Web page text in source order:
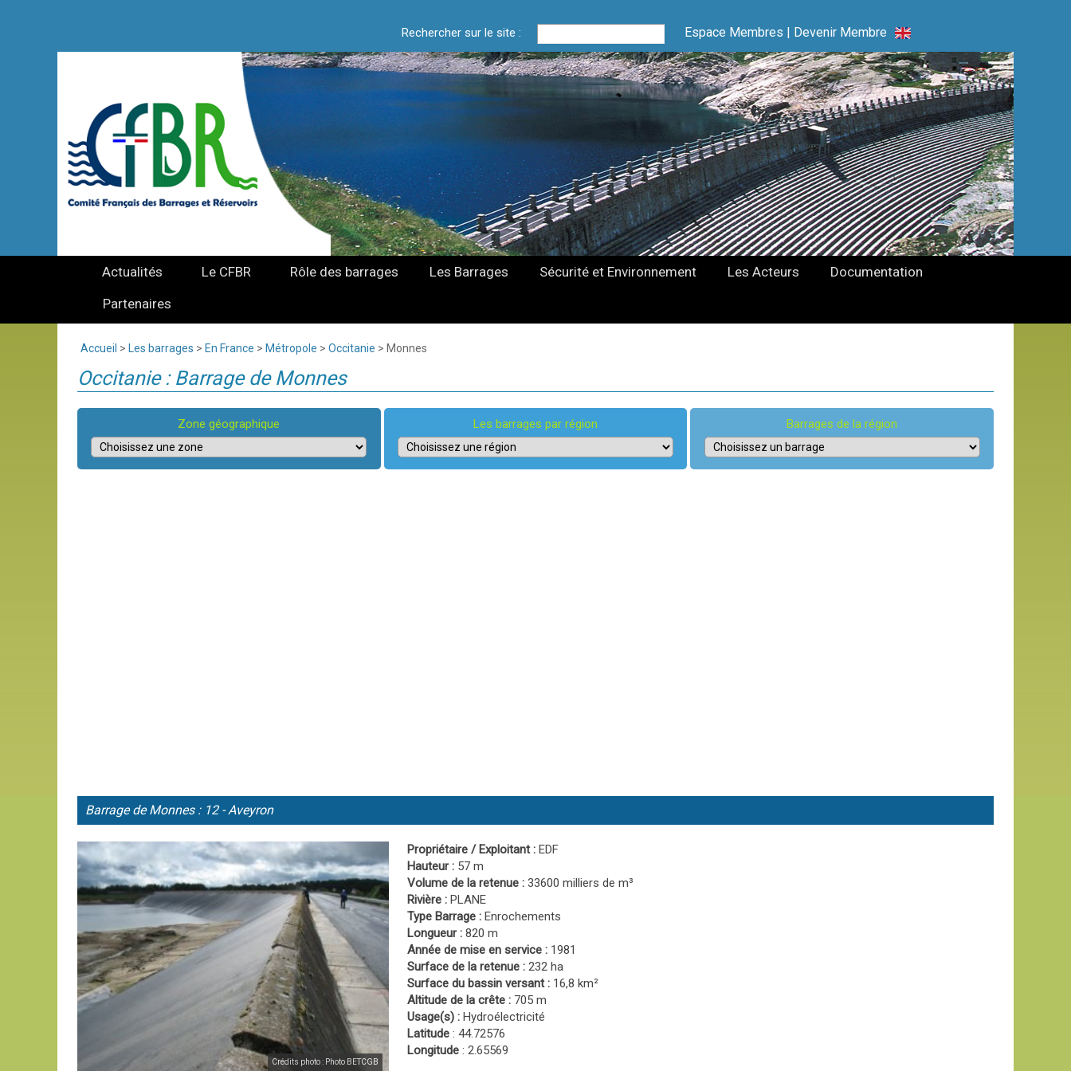
Rechercher sur le site : Espace Membres | Devenir Membre
Actualités Le CFBR Rôle des barrages Les Barrages Sécurité et Environnement Les Acteurs
Documentation
Partenaires
Accueil > Les barrages > En France > Métropole > Occitanie > Monnes
Occitanie : Barrage de Monnes
Zone géographique Les barrages par région Barrages de la région
Barrage deMonnes : 12 - Aveyron
Crédits photo : Photo BETCGB
Propriétaire / Exploitant : EDF
Hauteur : 57 m
Volume de la retenue : 33600 milliers de m³
Rivière : PLANE
Type Barrage : Enrochements
Longueur : 820 m
Année de mise en service : 1981
Surface de la retenue : 232 ha
Surface du bassin versant : 16,8 km²
Altitude de la crête : 705 m
Usage(s) : Hydroélectricité
Latitude : 44.72576
Longitude : 2.65569